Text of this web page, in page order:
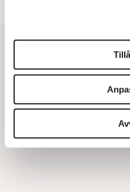
Du kan ändra eller dra
helst från cookie-
Vi använder
för sociala medier och
vidarebefordrar även
information från din enhet
annons- och analysföretag